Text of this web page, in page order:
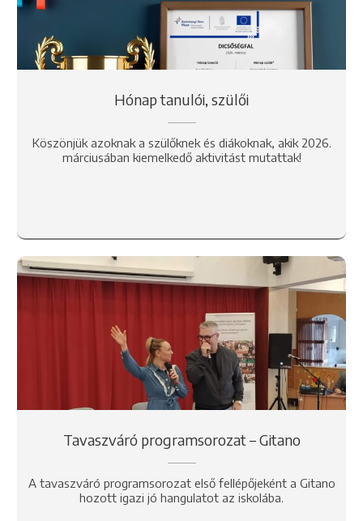
Hónap tanulói, szülői
Köszönjük azoknak a szülőknek és diákoknak, akik 2026.
márciusában kiemelkedő aktivitást mutattak!
Tavaszváró programsorozat – Gitano
A tavaszváró programsorozat első fellépőjeként a Gitano
hozott igazi jó hangulatot az iskolába.